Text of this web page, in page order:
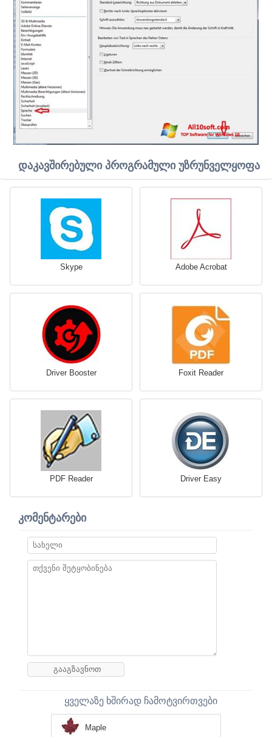
დაკავშირებული პროგრამული უზრუნველყოფა
Skype Adobe Acrobat
Driver Booster Foxit Reader
PDF Reader Driver Easy
კომენტარები
ყველაზე ხშირად ჩამოტვირთვები
Maple